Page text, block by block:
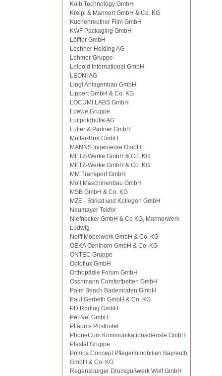
Kolb Technology GmbH
Kreipl & Mannert GmbH & Co. KG
Kuchenreuther Film GmbH
KWF Packaging GmbH
Löffler GmbH
Lechner Holding AG
Lehmer-Gruppe
Leipold International GmbH
LEONI AG
Lingl Anlagenbau GmbH
Lippert GmbH & Co. KG
LOCUMI LABS GmbH
Loewe Gruppe
Luitpoldhütte AG
Lutter & Partner GmbH
Müller-Brot GmbH
MANNS Ingenieure GmbH
METZ-Werke GmbH & Co. KG
METZ-Werke GmbH & Co. KG
MM Transport GmbH
Moll Maschinenbau GmbH
MSB GmbH & Co. KG
MZE - Stirkat und Kollegen GmbH
Neumayer Tekfor
Niefnecker GmbH & Co KG, Marmorwerk
Ludwig
Nolff Möbelwerk GmbH & Co. KG
OEKA Oehlhorn GmbH & Co. KG
ONTEC Gruppe
Optoflux GmbH
Orthopädie Forum GmbH
Oschmann Comfortbetten GmbH
Palm Beach Bademoden GmbH
Paul Gerbeth GmbH & Co. KG
PD Roding GmbH
Pet Net GmbH
Pflaums Posthotel
PhoneCom Kommunikationsdienste GmbH
Plastal Gruppe
Primus Concept Pflegeimmobilien Bayreuth
GmbH & Co. KG
Regensburger Druckgußwerk Wolf GmbH